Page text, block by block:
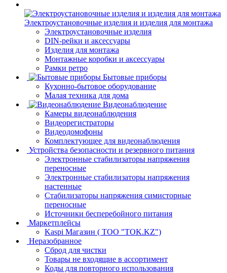
Электроустановочные изделия и изделия для монтажа
Электроустановочные изделия
DIN-рейки и аксессуары
Изделия для монтажа
Монтажные коробки и аксессуары
Рамки ретро
Бытовые приборы
Кухонно-бытовое оборудование
Малая техника для дома
Видеонаблюдение
Камеры видеонаблюдения
Видеорегистраторы
Видеодомофоны
Комплектующее для видеонаблюдения
Устройства безопасности и резервного питания
Электронные стабилизаторы напряжения
переносные
Электронные стабилизаторы напряжения
настенные
Стабилизаторы напряжения симисторные
переносные
Источники бесперебойного питания
Маркетплейсы
Kaspi Магазин ( ТОО "TOK.KZ")
Неразобранное
Сброд для чистки
Товары не входящие в ассортимент
Коды для повторного использования